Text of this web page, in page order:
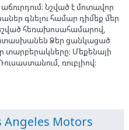
Նշված է մոտավոր
գնելու համար դիմեք մեր
հեռախոսահամարով,
Ձեր ցանկացած
տարբերակները: Մեքենայի
ռուբլիով:
Angeles Motors